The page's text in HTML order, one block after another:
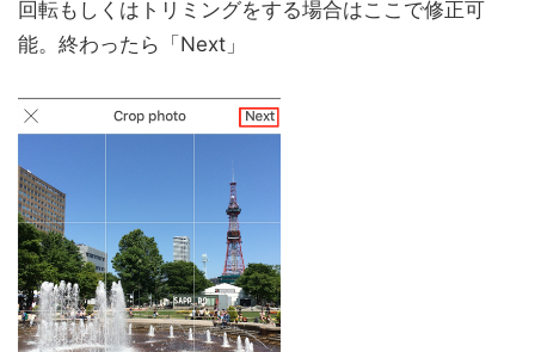
回転もしくはトリミングをする場合はここで修正可
能。終わったら「Next」